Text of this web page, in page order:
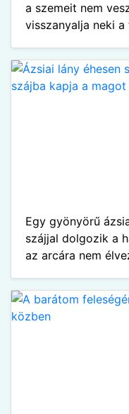
a szemeit nem
visszanyalja neki
Egy gyönyörű
szájjal dolgozik a
az arcára nem